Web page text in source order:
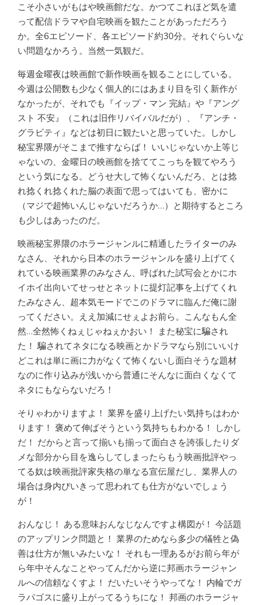
こそ小さいがもはや映画館だな。かつてこれほど気を遣
って配信ドラマや自宅映画を観たことがあっただろう
か。全6エピソード、各エピソード約30分。それぐらいな
い問題なかろう。当然一気観だ。
毎週金曜夜は映画館で新作映画を観ることにしている。
今週は公開数も少なく個人的にはあまり目を引く新作が
なかったが、それでも『イップ・マン 完結』や『アング
スト 不安』（これは旧作リバイバルだが）、『アンチ・
グラビティ』などは初日に観たいと思っていた。しかし
秘宝界隈がそこまで推すならば！ いいじゃないか上等じ
ゃないの、金曜日の映画館を捨ててこっちを観てやろう
という気になる。どうせ大して怖くないんだろ、とは捻
れ捻くれ捻くれた脳の表面で思ってはいても、密かに
（マジで超怖いんじゃないだろうか…）と期待するところ
も少しはあったのだ。
映画秘宝界隈のホラージャンルに精通したライターのみ
なさん、それから日本のホラージャンルを盛り上げてく
れている映画業界のみなさん、呼ばれた試写会とかにホ
イホイ出向いてせっせとネットに提灯記事を上げてくれ
たみなさん、超本気モードでこのドラマに臨んだ俺に謝
ってください。ええ加減にせぇよお前ら。こんなもん全
然…全然怖くねぇじゃねぇかおい！ また秘宝に騙され
た！ 騙されてネタになる映画とかドラマなら別にいいけ
どこれは単に画に力がなくて怖くないし面白そうな題材
なのに作り込みが浅いから普通にそんなに面白くなくて
ネタにもならないだろ！
そりゃわかりますよ！ 業界を盛り上げたい気持ちはわか
ります！ 褒めて伸ばそうという気持ちもわかる！ しかし
だ！ だからと言って揃いも揃って面白さを誇張したりダ
メな部分から目を逸らしてしまったらもう映画批評やっ
てる奴は映画批評家失格の単なる宣伝屋だし、業界人の
場合は身内びいきって思われても仕方がないでしょう
が！
おんなじ！ ある意味おんなじなんですよ構図が！ 今話題
のアップリンク問題と！ 業界のためなら多少の犠牲と偽
善は仕方が無いみたいな！ それも一理あるがお前ら年が
ら年中そんなことやってんだから逆に邦画ホラージャン
ルへの信頼なくすよ！ だいたいそうやってな！ 内輪でガ
ラパゴスに盛り上がってるうちにな！ 邦画のホラージャ